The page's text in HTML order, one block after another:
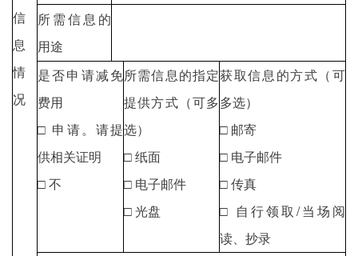
信
息
情
况
所需信息的
用途
是否申请减免
费用
□ 申请。请提
供相关证明
□ 不
所需信息的指定
提供方式（可多
选）
□ 纸面
□ 电子邮件
□ 光盘
获取信息的方式（可
多选）
□ 邮寄
□ 电子邮件
□ 传真
□ 自行领取/当场阅
读、抄录